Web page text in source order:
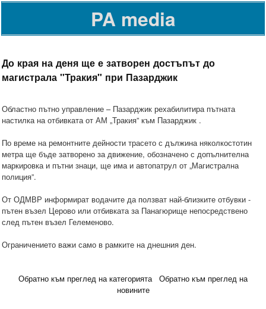
PA media
До края на деня ще е затворен достъпът до
магистрала "Тракия" при Пазарджик
Областно пътно управление – Пазарджик рехабилитира пътната
настилка на отбивката от АМ „Тракия” към Пазарджик .
По време на ремонтните дейности трасето с дължина няколкостотин
метра ще бъде затворено за движение, обозначено с допълнителна
маркировка и пътни знаци, ще има и автопатрул от „Магистрална
полиция”.
От ОДМВР информират водачите да ползват най-близките отбувки -
пътен възел Церово или отбивката за Панагюрище непосредствено
след пътен възел Гелеменово.
Ограничението важи само в рамките на днешния ден.
Обратно към преглед на категорията
Обратно към преглед на
новините